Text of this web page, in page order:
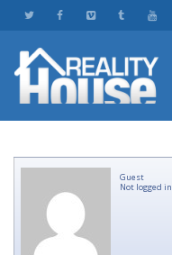
Guest
Not logged in